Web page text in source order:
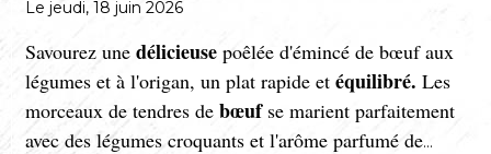
Le jeudi, 18 juin 2026
Savourez une délicieuse poêlée d'émincé de bœuf aux
légumes et à l'origan, un plat rapide et équilibré. Les
morceaux de tendres de bœufse marient parfaitement
avec des légumes croquants et l'arôme parfumé de